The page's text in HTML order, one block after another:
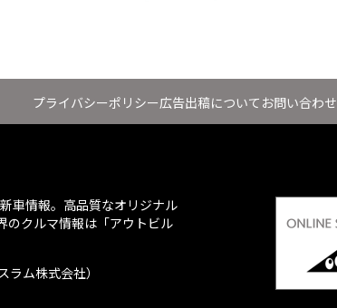
プライバシーポリシー広告出稿について お問い合わせ
車情報。高品質なオリジナル
のクルマ情報は「アウトビル
ム株式会社）